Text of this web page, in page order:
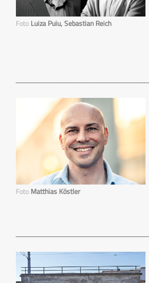
Foto Luiza Puiu, Sebastian Reich
Foto Matthias Köstler